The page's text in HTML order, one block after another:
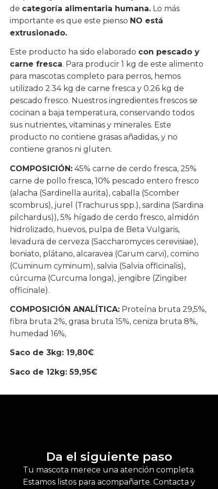
de categoría alimentaria humana. Lo más
importante es que este pienso NO está
extrusionado.
Este producto ha sido elaborado con pescado y
carne fresca. Para producir 1 kg de este alimento
para mascotas completo para perros, hemos
utilizado 2.34 kg de carne fresca y 0.26 kg de
pescado fresco. Nuestros ingredientes frescos se
cocinan a baja temperatura, conservando todos
sus nutrientes, vitaminas y minerales. Este
producto no contiene grasas añadidas, y no
contiene granos ni gluten.
COMPOSICIÓN: 45% carne de cerdo fresca, 25%
carne de pollo fresca, 10% pescado entero fresco
(alacha (Sardinella aurita), caballa (Scomber
scombrus), jurel (Trachurus spp.), sardina (Sardina
pilchardus)), 5% hígado de cerdo fresco, almidón
hidrolizado, huevos, pulpa de Beta Vulgaris,
levadura de cerveza (Saccharomyces cerevisiae),
boniato, plátano, alcaravea (Carum carvi), comino
(Cuminum cyminum), salvia (Salvia officinalis),
cúrcuma (Curcuma longa), jengibre (Zingiber
officinale).
COMPOSICIÓN ANALÍTICA: Proteína bruta 29,5%,
fibra bruta 2%, grasa bruta 15%, ceniza bruta 8%,
humedad 16%,
Saco de 3kg: 19,80€
Saco de 12kg: 59,95€
Da el siguiente paso
Tu mascota merece una atención completa.
Estamos listos para acompañarte. Contacta y